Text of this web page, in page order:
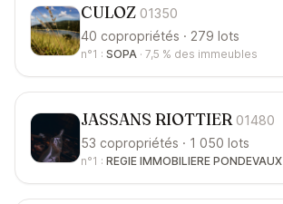
CULOZ 01350
40 copropriétés · 279 lots
n°1 : SOPA · 7,5 % des immeubles
JASSANS RIOTTIER01480
53 copropriétés · 1 050 lots
n°1 : REGIE IMMOBILIERE PONDEVAUX